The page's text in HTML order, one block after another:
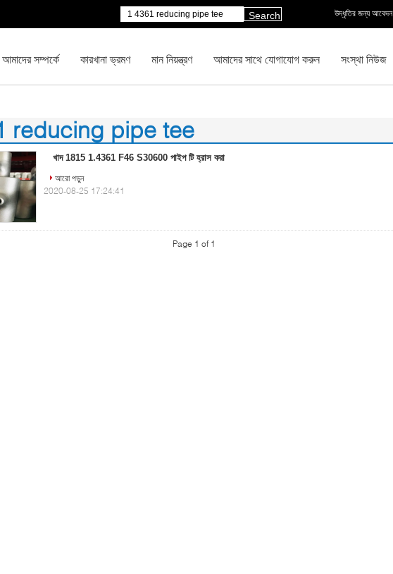
উদ্ধৃতির জন্য আবেদন
Search
আমাদের সম্পর্কে কারখানা ভ্রমণ মান নিয়ন্ত্রণ আমাদের সাথে যোগাযোগ করুন সংস্থা নিউজ
reducing pipe tee
খাদ 1815 1.4361 F46 S30600 পাইপ টি হ্রাস করা
আরো পড়ুন
2020-08-25 17:24:41
Page 1 of 1